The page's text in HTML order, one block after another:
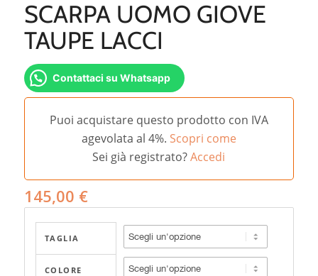
SCARPA UOMO GIOVE
TAUPE LACCI
Contattaci su Whatsapp
Puoi acquistare questo prodotto con IVA
agevolata al 4%. Scopri come
Sei già registrato?Accedi
145,00 €
TAGLIA
COLORE